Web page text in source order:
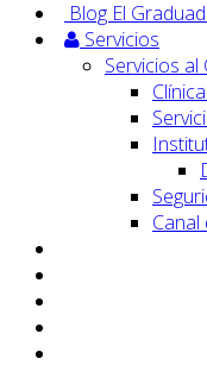
Blog El
Servicios
Servicios al